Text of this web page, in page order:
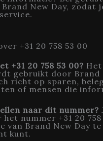
New Day, zodat
+31 20 758 53 00
+31 20 758 53 00?
gebruikt door Brand
richt op sparen,
of mensen die
naar dit nummer?
nummer +31 20
van Brand New Day
kunt.